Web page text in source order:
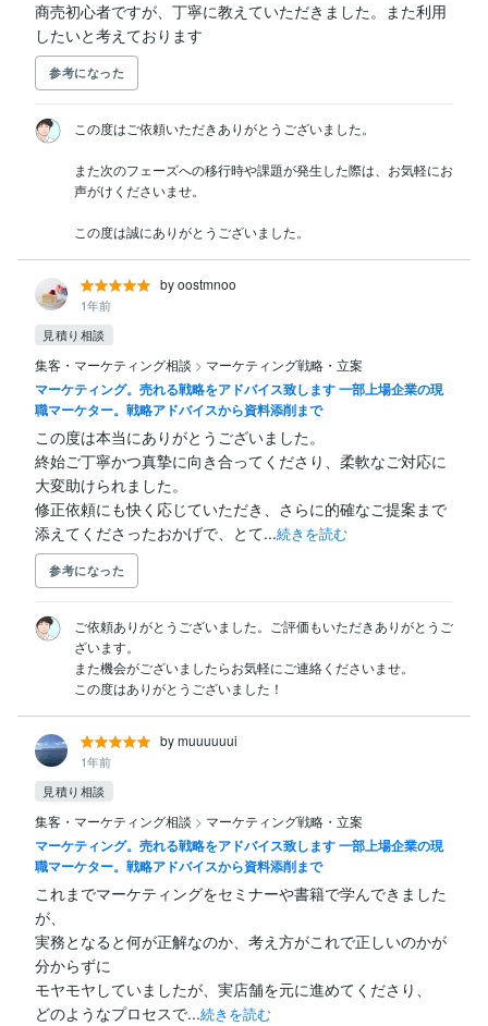
商売初心者ですが、丁寧に教えていただきました。また利用
したいと考えております
参考になった
この度はご依頼いただきありがとうございました。
また次のフェーズへの移行時や課題が発生した際は、お気軽にお
声がけくださいませ。
この度は誠にありがとうございました。
by oostmnoo
1年前
見積り相談
集客・マーケティング相談 > マーケティング戦略・立案
マーケティング。売れる戦略をアドバイス致します 一部上場企業の現
職マーケター。戦略アドバイスから資料添削まで
この度は本当にありがとうございました。
終始ご丁寧かつ真摯に向き合ってくださり、柔軟なご対応に
大変助けられました。
修正依頼にも快く応じていただき、さらに的確なご提案まで
添えてくださったおかげで、とて...続きを読む
参考になった
ご依頼ありがとうございました。ご評価もいただきありがとうご
ざいます。
また機会がございましたらお気軽にご連絡くださいませ。
この度はありがとうございました！
by muuuuuui
1年前
見積り相談
集客・マーケティング相談 > マーケティング戦略・立案
マーケティング。売れる戦略をアドバイス致します 一部上場企業の現
職マーケター。戦略アドバイスから資料添削まで
これまでマーケティングをセミナーや書籍で学んできました
が、
実務となると何が正解なのか、考え方がこれで正しいのかが
分からずに
モヤモヤしていましたが、実店舗を元に進めてくださり、
どのようなプロセスで...続きを読む